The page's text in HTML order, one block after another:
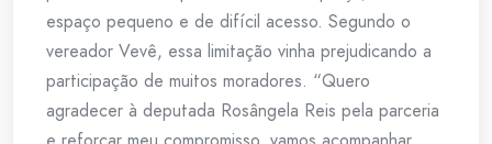
espaço pequeno e de difícil acesso. Segundo o
vereador Vevê, essa limitação vinha prejudicando a
participação de muitos moradores. “Quero
agradecer à deputada Rosângela Reis pela parceria